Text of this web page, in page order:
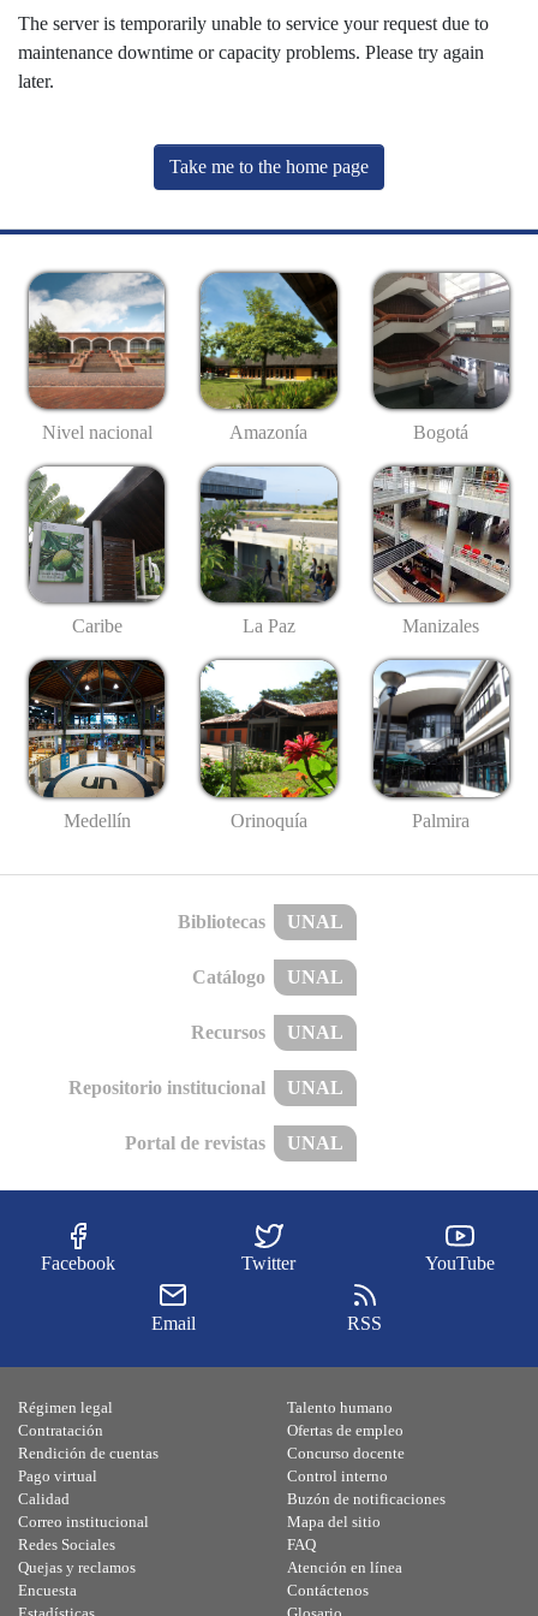
The server is temporarily unable to service your request due to
maintenance downtime or capacity problems. Please try again
later.
Take me to the home page
Nivel nacional Amazonía Bogotá
Caribe La Paz Manizales
Medellín Orinoquía Palmira
Bibliotecas UNAL
Catálogo UNAL
Recursos UNAL
Repositorio institucional UNAL
Portal de revistas UNAL
Facebook Twitter YouTube
Email RSS
Régimen legal
Contratación
Rendición de cuentas
Pago virtual
Calidad
Talento humano
Ofertas de empleo
Concurso docente
Control interno
Buzón de notificaciones
Correo institucional
Redes Sociales
Quejas y reclamos
Encuesta
Mapa del sitio
FAQ
Atención en línea
Contáctenos